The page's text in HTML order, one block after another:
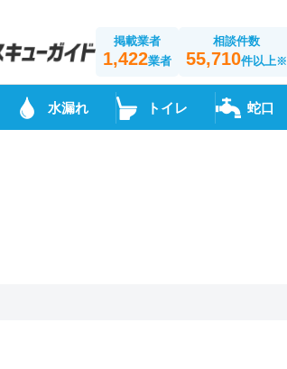
掲載業者
1,422業者
相談件数
55,710件以上※
水漏れ トイレ 蛇口